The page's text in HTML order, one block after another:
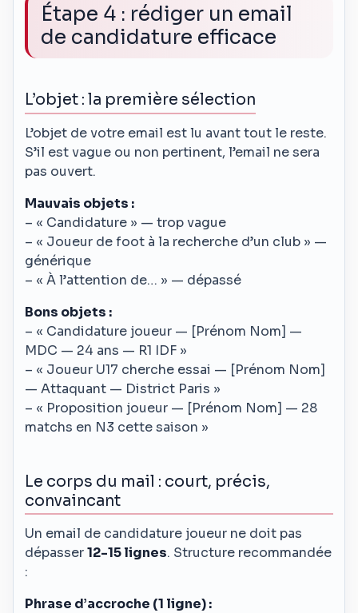
Étape 4 : rédiger un email
de candidature efficace
L’objet : la première sélection
L’objet de votre email est lu avant tout le reste.
S’il est vague ou non pertinent, l’email ne sera
pas ouvert.
Mauvais objets :
– « Candidature » — trop vague
– « Joueur de foot à la recherche d’un club » —
générique
– « À l’attention de… » — dépassé
Bons objets :
– « Candidature joueur — [Prénom Nom] —
MDC — 24 ans — R1 IDF »
– « Joueur U17 cherche essai — [Prénom Nom]
— Attaquant — District Paris »
– « Proposition joueur — [Prénom Nom] — 28
matchs en N3 cette saison »
Le corps du mail : court, précis,
convaincant
Un email de candidature joueur ne doit pas
dépasser12-15 lignes. Structure recommandée
:
Phrase d’accroche (1 ligne) :